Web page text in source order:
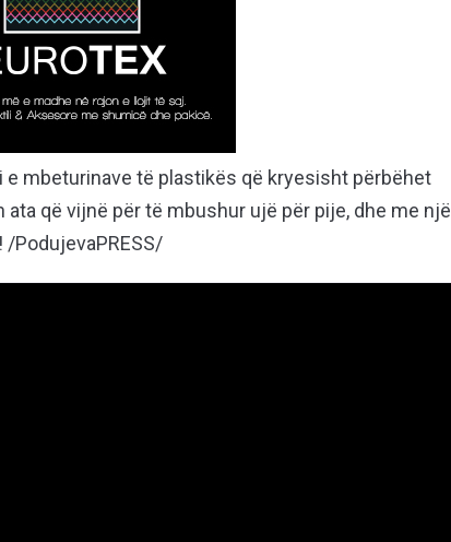
mbeturinave të plastikës që kryesisht përbëhet
që vijnë për të mbushur ujë për pije, dhe me një
/PodujevaPRESS/